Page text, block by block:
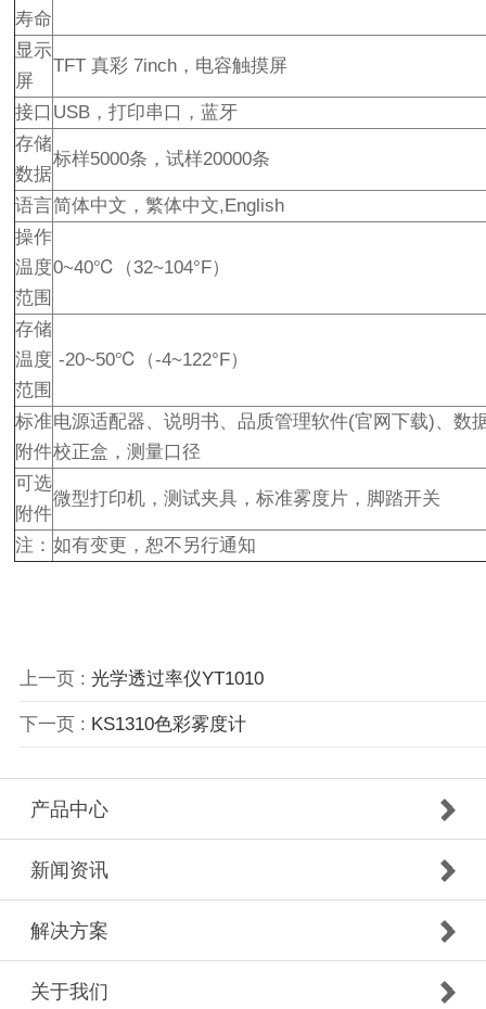
寿命
显示
屏
TFT 真彩 7inch，电容触摸屏
接口 USB，打印串口，蓝牙
存储
数据
标样5000条，试样20000条
语言简体中文，繁体中文,English
操作
温度
范围
0~40℃（32~104°F）
存储
温度
范围
-20~50℃（-4~122°F）
标准
附件
电源适配器、说明书、品质管理软件(官网下载)、数
校正盒，测量口径
可选
附件
微型打印机，测试夹具，标准雾度片，脚踏开关
注： 如有变更，恕不另行通知
上一页 : 光学透过率仪YT1010
下一页 : KS1310色彩雾度计
产品中心
新闻资讯
解决方案
关于我们